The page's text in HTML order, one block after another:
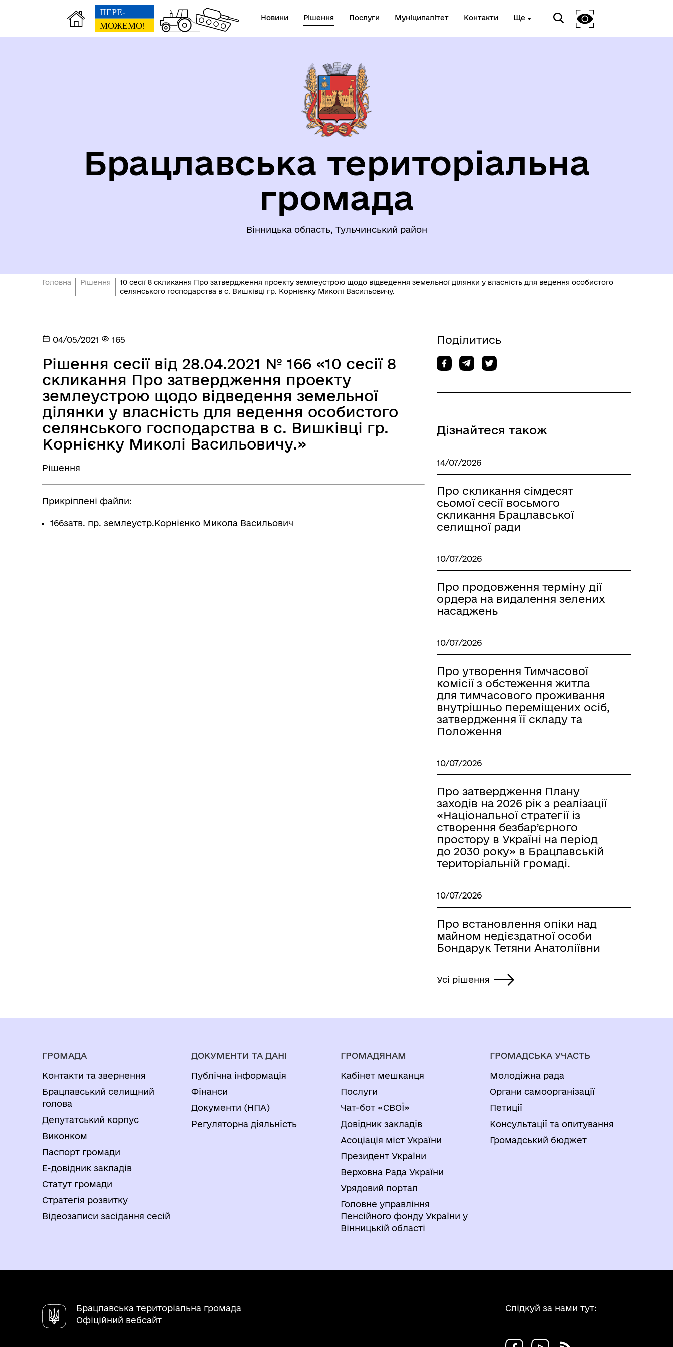
Новини Рішення Послуги Муніципалітет Контакти Ще
Брацлавська територіальна
громада
Вінницька область, Тульчинський район
Головна Рішення
10 сесії 8 скликання Про затвердження проекту землеустрою щодо відведення земельної ділянки у власність для ведення особистого
селянського господарства в с. Вишківці гр. Корнієнку Миколі Васильовичу.
04/05/2021 165
Рішення сесії від 28.04.2021 № 166 «10 сесії 8
скликання Про затвердження проекту
землеустрою щодо відведення земельної
ділянки у власність для ведення особистого
селянського господарства в с. Вишківці гр.
Корнієнку Миколі Васильовичу.»
Рішення
Прикріплені файли:
166затв. пр. землеустр.Корнієнко Микола Васильович
Поділитись
Дізнайтеся також
14/07/2026
Про скликання сімдесят
сьомої сесії восьмого
скликання Брацлавської
селищної ради
10/07/2026
Про продовження терміну дії
ордера на видалення зелених
насаджень
10/07/2026
Про утворення Тимчасової
комісії з обстеження житла
для тимчасового проживання
внутрішньо переміщених осіб,
затвердження її складу та
Положення
10/07/2026
Про затвердження Плану
заходів на 2026 рік з реалізації
«Національної стратегії із
створення безбар’єрного
простору в Україні на період
до 2030 року» в Брацлавській
територіальній громаді.
10/07/2026
Про встановлення опіки над
майном недієздатної особи
Бондарук Тетяни Анатоліївни
Усі рішення
ГРОМАДА
Контакти та звернення
Брацлавський селищний
голова
Депутатський корпус
Виконком
Паспорт громади
Е-довідник закладів
Статут громади
Стратегія розвитку
Відеозаписи засідання сесій
ДОКУМЕНТИ ТА ДАНІ
Публічна інформація
Фінанси
Документи (НПА)
Регуляторна діяльність
ГРОМАДЯНАМ
Кабінет мешканця
Послуги
Чат-бот «СВОЇ»
Довідник закладів
Асоціація міст України
Президент України
Верховна Рада України
Урядовий портал
Головне управління
Пенсійного фонду України у
Вінницькій області
ГРОМАДСЬКА УЧАСТЬ
Молодіжна рада
Органи самоорганізації
Петиції
Консультації та опитування
Громадський бюджет
Брацлавська територіальна громада
Офіційний вебсайт
Слідкуй за нами тут: